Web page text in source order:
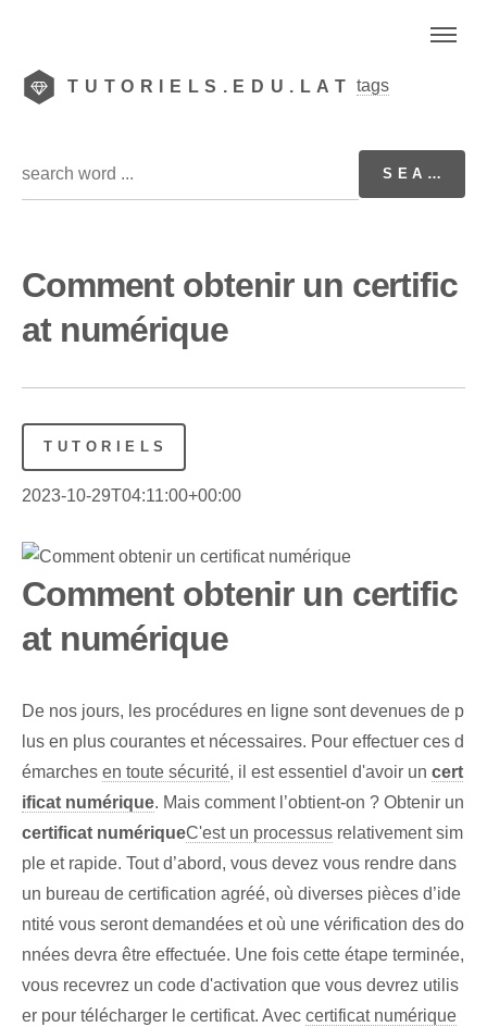
TUTORIELS.EDU.LAT tags
Comment obtenir un certific
at numérique
TUTORIELS
2023-10-29T04:11:00+00:00
Comment obtenir un certific
at numérique
De nos jours, les procédures en ligne sont devenues de p
lus en plus courantes et nécessaires. Pour effectuer ces d
émarches en toute sécurité, il est essentiel d'avoir un cert
ificat numérique. Mais comment l’obtient-on ? Obtenir un
certificat numériqueC'est un processus relativement sim
ple et rapide. Tout d’abord, vous devez vous rendre dans
un bureau de certification agréé, où diverses pièces d’ide
ntité vous seront demandées et où une vérification des do
nnées devra être effectuée. Une fois cette étape terminée,
vous recevrez un code d'activation que vous devrez utilis
er pour télécharger le certificat. Avec certificat numérique